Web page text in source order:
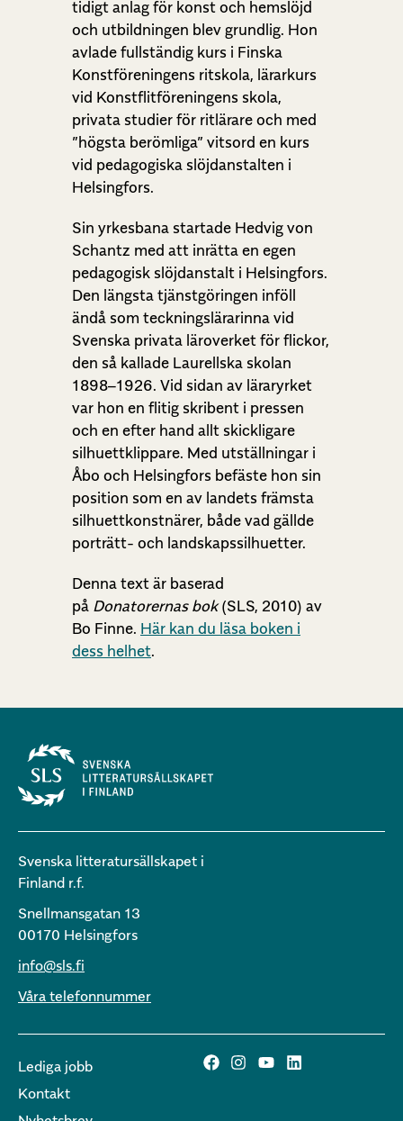
tidigt anlag för konst och hemslöjd
och utbildningen blev grundlig. Hon
avlade fullständig kurs i Finska
Konstföreningens ritskola, lärarkurs
vid Konstflitföreningens skola,
privata studier för ritlärare och med
”högsta berömliga” vitsord en kurs
vid pedagogiska slöjdanstalten i
Helsingfors.
Sin yrkesbana startade Hedvig von
Schantz med att inrätta en egen
pedagogisk slöjdanstalt i Helsingfors.
Den längsta tjänstgöringen inföll
ändå som teckningslärarinna vid
Svenska privata läroverket för flickor,
den så kallade Laurellska skolan
1898–1926. Vid sidan av läraryrket
var hon en flitig skribent i pressen
och en efter hand allt skickligare
silhuettklippare. Med utställningar i
Åbo och Helsingfors befäste hon sin
position som en av landets främsta
silhuettkonstnärer, både vad gällde
porträtt- och landskapssilhuetter.
Denna text är baserad
på Donatorernas bok(SLS, 2010) av
Bo Finne. Här kan du läsa boken i
dess helhet.
Svenska litteratursällskapet i
Finland r.f.
Snellmansgatan 13
00170 Helsingfors
info@sls.fi
Våra telefonnummer
Lediga jobb
Kontakt